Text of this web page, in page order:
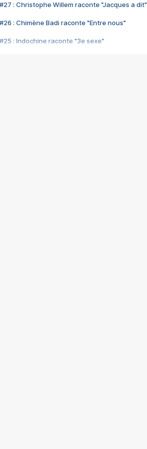
#27 : Christophe Willem raconte "Jacques a dit"
#26 : Chimène Badi raconte "Entre nous"
#25 : Indochine raconte "3e sexe"